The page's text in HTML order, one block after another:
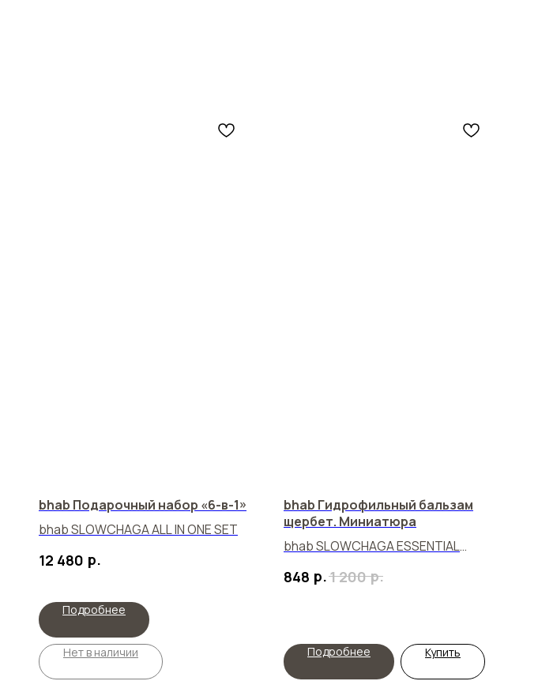
bhab Подарочный набор «6-в-1»
bhab SLOWCHAGA ALL IN ONE SET
12 480 р.
Подробнее
Нет в наличии
bhab Гидрофильный бальзам
щербет. Миниатюра
bhab SLOWCHAGA ESSENTIAL
848 р.1 200 р.
Подробнее Купить